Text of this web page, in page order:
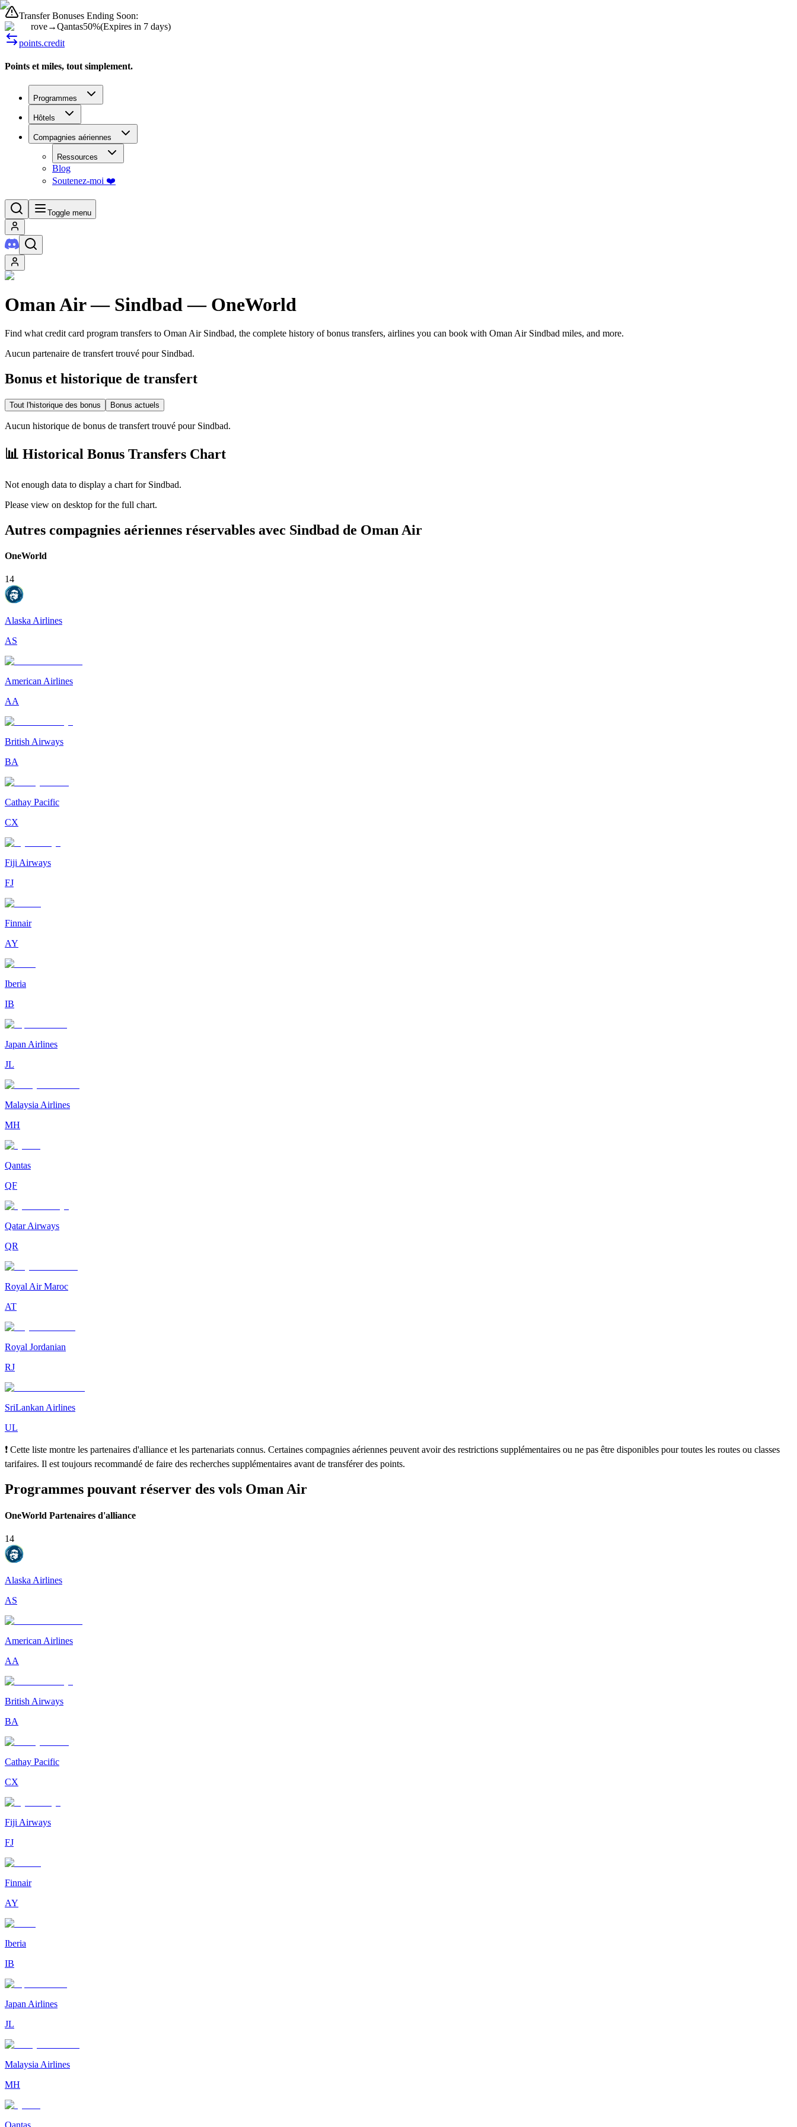
Transfer Bonuses Ending Soon:
rove→Qantas50%(Expires in 7 days)
points.credit
Points et miles, tout simplement.
Programmes
Hôtels
Compagnies aériennes
Ressources
Blog
Soutenez-moi ❤️
Toggle menu
Oman Air— Sindbad — OneWorld
Find what credit card program transfers to Oman Air Sindbad, the complete history of bonus transfers, airlines you can book with Oman Air Sindbad miles, and more.
Aucun partenaire de transfert trouvé pour Sindbad.
Bonus et historique de transfert
Tout l'historique des bonus Bonus actuels
Aucun historique de bonus de transfert trouvé pour Sindbad.
📊 Historical Bonus Transfers Chart
Not enough data to display a chart for Sindbad.
Please view on desktop for the full chart.
Autres compagnies aériennes réservables avec Sindbad de Oman Air
OneWorld
14
Alaska Airlines
AS
American Airlines
AA
British Airways
BA
Cathay Pacific
CX
Fiji Airways
FJ
Finnair
AY
Iberia
IB
Japan Airlines
JL
Malaysia Airlines
MH
Qantas
QF
Qatar Airways
QR
Royal Air Maroc
AT
Royal Jordanian
RJ
SriLankan Airlines
UL
❗ Cette liste montre les partenaires d'alliance et les partenariats connus. Certaines compagnies aériennes peuvent avoir des restrictions supplémentaires ou ne pas être disponibles pour toutes les routes ou classes
tarifaires. Il est toujours recommandé de faire des recherches supplémentaires avant de transférer des points.
Programmes pouvant réserver des vols Oman Air
OneWorld Partenaires d'alliance
14
Alaska Airlines
AS
American Airlines
AA
British Airways
BA
Cathay Pacific
CX
Fiji Airways
FJ
Finnair
AY
Iberia
IB
Japan Airlines
JL
Malaysia Airlines
MH
Qantas